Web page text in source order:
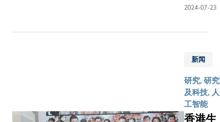
广泛关
而，此前
冷装置，
功率只有
约260
瓦，远未
达到商用
从而生产
运用传统
汞灯和深
紫外LED
光源的制
作有不足
毒大流
来，遥
距工作
逐渐普
及化。
作为一个
术融合的
学科中心
新学部将
出媲美麻
2024-07-23
新闻
研究, 研究
及科技, 人
工智能
香港生